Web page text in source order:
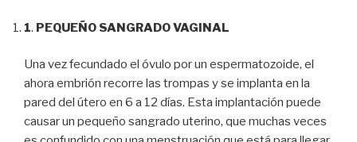
1. PEQUEÑO SANGRADO VAGINAL
Una vez fecundado el óvulo por un espermatozoide, el
ahora embrión recorre las trompas y se implanta en la
pared del útero en 6 a 12 días. Esta implantación puede
causar un pequeño sangrado uterino, que muchas veces